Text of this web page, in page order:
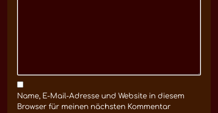
Name, E-Mail-Adresse und Website in diesem
Browser für meinen nächsten Kommentar